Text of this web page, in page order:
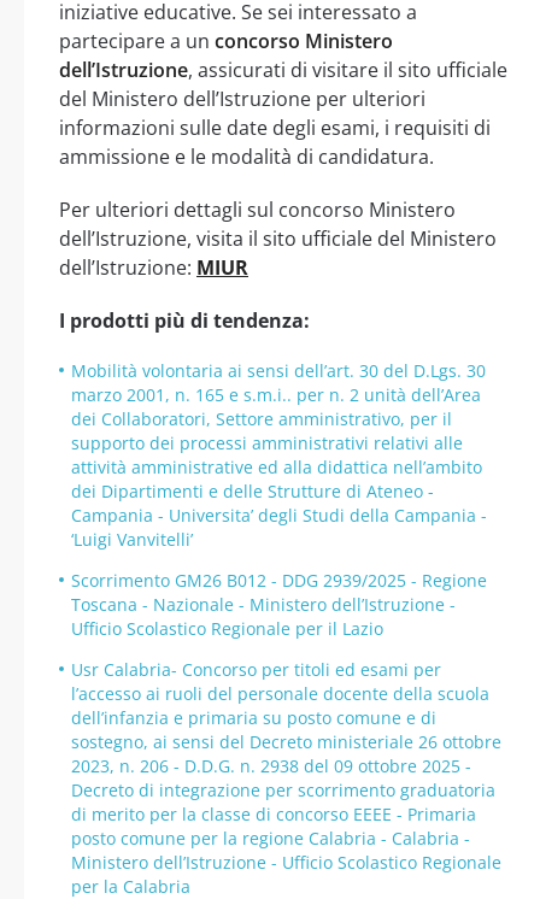
iniziative educative. Se sei interessato a
partecipare a un concorso Ministero
dell’Istruzione, assicurati di visitare il sito ufficiale
del Ministero dell’Istruzione per ulteriori
informazioni sulle date degli esami, i requisiti di
ammissione e le modalità di candidatura.
Per ulteriori dettagli sul concorso Ministero
dell’Istruzione, visita il sito ufficiale del Ministero
dell’Istruzione: MIUR
I prodotti più di tendenza:
Mobilità volontaria ai sensi dell’art. 30 del D.Lgs. 30
marzo 2001, n. 165 e s.m.i.. per n. 2 unità dell’Area
dei Collaboratori, Settore amministrativo, per il
supporto dei processi amministrativi relativi alle
attività amministrative ed alla didattica nell’ambito
dei Dipartimenti e delle Strutture di Ateneo -
Campania - Universita’ degli Studi della Campania -
‘Luigi Vanvitelli’
Scorrimento GM26 B012 - DDG 2939/2025 - Regione
Toscana - Nazionale - Ministero dell’Istruzione -
Ufficio Scolastico Regionale per il Lazio
Usr Calabria- Concorso per titoli ed esami per
l’accesso ai ruoli del personale docente della scuola
dell’infanzia e primaria su posto comune e di
sostegno, ai sensi del Decreto ministeriale 26 ottobre
2023, n. 206 - D.D.G. n. 2938 del 09 ottobre 2025 -
Decreto di integrazione per scorrimento graduatoria
di merito per la classe di concorso EEEE - Primaria
posto comune per la regione Calabria - Calabria -
Ministero dell’Istruzione - Ufficio Scolastico Regionale
per la Calabria